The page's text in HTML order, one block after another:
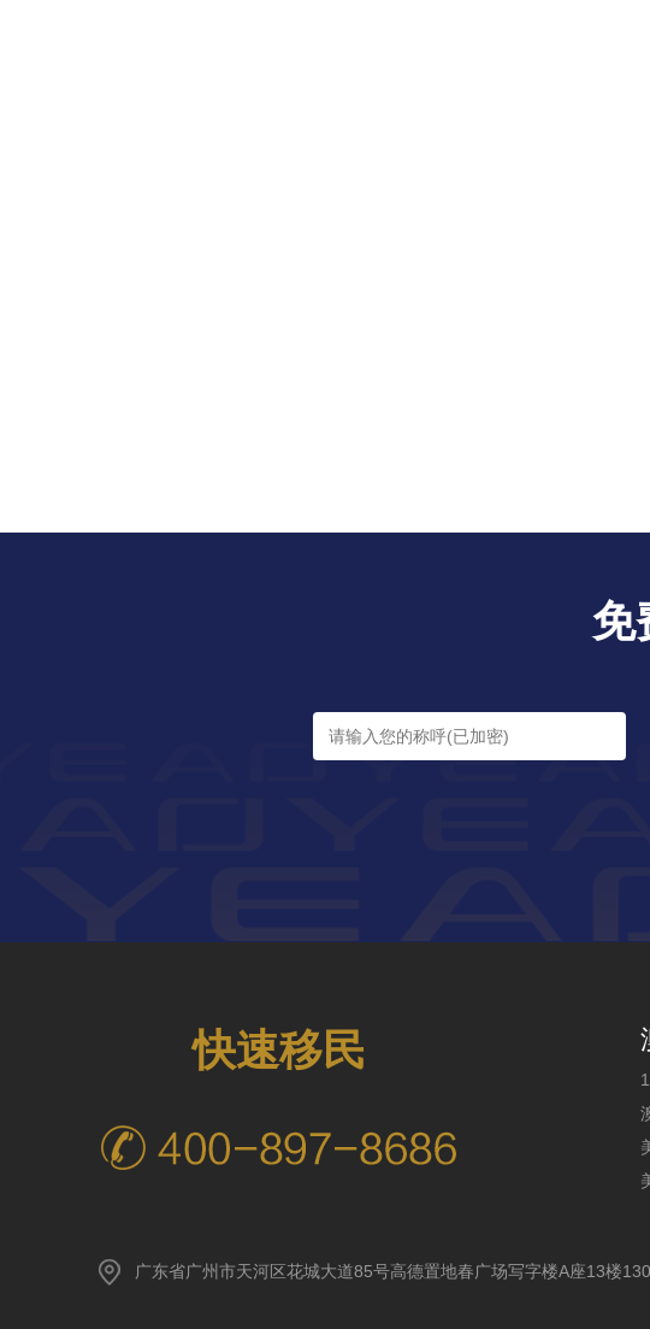
免
快速移民
广东省广州市天河区花城大道85号高德置地春广场写字楼A座13楼